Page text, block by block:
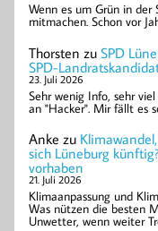
Wenn es um Grün in
mitmachen. Schon vor
Thorsten zu SPD
SPD-
23. Juli 2026
Sehr wenig Info, sehr
an "Hacker". Mir fällt es
Anke zu
sich Lüneburg
vorhaben
21. Juli 2026
Klimaanpassung und
Was nützen die besten
Unwetter, wenn weiter